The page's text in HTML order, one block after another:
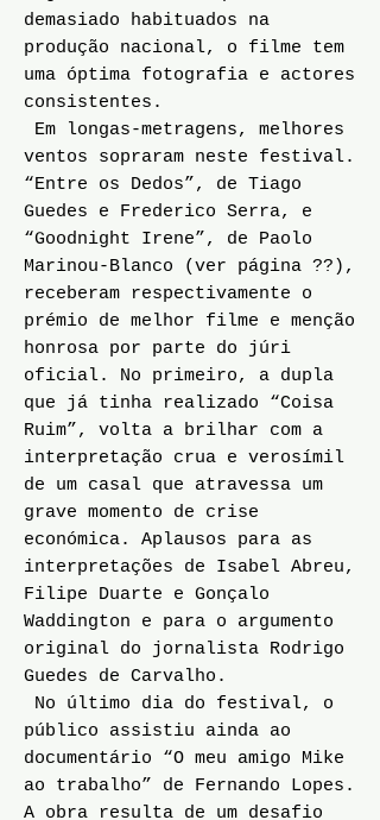
demasiado habituados na
produção nacional, o filme tem
uma óptima fotografia e actores
consistentes.
Em longas-metragens, melhores
ventos sopraram neste festival.
“Entre os Dedos”, de Tiago
Guedes e Frederico Serra, e
“Goodnight Irene”, de Paolo
Marinou-Blanco (ver página ??),
receberam respectivamente o
prémio de melhor filme e menção
honrosa por parte do júri
oficial. No primeiro, a dupla
que já tinha realizado “Coisa
Ruim”, volta a brilhar com a
interpretação crua e verosímil
de um casal que atravessa um
grave momento de crise
económica. Aplausos para as
interpretações de Isabel Abreu,
Filipe Duarte e Gonçalo
Waddington e para o argumento
original do jornalista Rodrigo
Guedes de Carvalho.
No último dia do festival, o
público assistiu ainda ao
documentário “O meu amigo Mike
ao trabalho” de Fernando Lopes.
A obra resulta de um desafio